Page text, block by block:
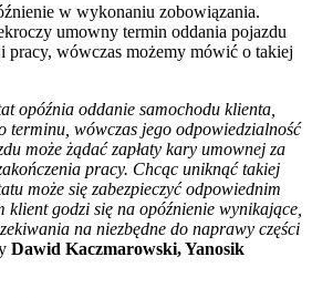
w wykonaniu zobowiązania.
umowny termin oddania pojazdu
pracy, wówczas możemy mówić o takiej
opóźnia oddanie samochodu klienta,
terminu, wówczas jego odpowiedzialność
może żądać zapłaty kary umownej za
pracy. Chcąc uniknąć takiej
może się zabezpieczyć odpowiednim
klient godzi się na opóźnienie wynikające,
na niezbędne do naprawy części
Dawid Kaczmarowski, Yanosik